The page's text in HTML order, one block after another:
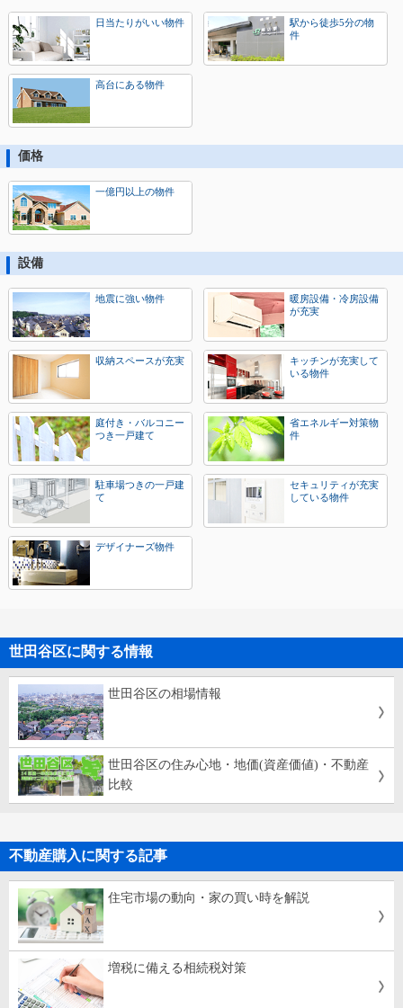
日当たりがいい物件
駅から徒歩5分の物
件
高台にある物件
価格
一億円以上の物件
設備
地震に強い物件
暖房設備・冷房設備
が充実
収納スペースが充実
キッチンが充実して
いる物件
庭付き・バルコニー
つき一戸建て
省エネルギー対策物
件
駐車場つきの一戸建
て
セキュリティが充実
している物件
デザイナーズ物件
世田谷区に関する情報
世田谷区の相場情報
世田谷区の住み心地・地価(資産価値)・不動産
比較
不動産購入に関する記事
住宅市場の動向・家の買い時を解説
増税に備える相続税対策